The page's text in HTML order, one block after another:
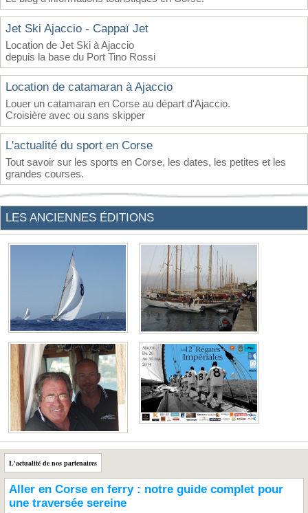
Jet Ski Ajaccio - Cappaï Jet
Location de Jet Ski à Ajaccio
depuis la base du Port Tino Rossi
Location de catamaran à Ajaccio
Louer un catamaran en Corse au départ d'Ajaccio.
Croisière avec ou sans skipper
L'actualité du sport en Corse
Tout savoir sur les sports en Corse, les dates, les petites et les
grandes courses.
LES ANCIENNES ÉDITIONS
L'actualité de nos partenaires
Aller en Corse en ferry : notre guide complet pour
une traversée sereine